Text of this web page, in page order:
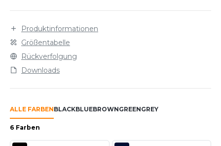
HIVIZ
- BLANKS
Produktinformationen
Größentabelle
Rückverfolgung
Downloads
ALLE FARBENBLACKBLUEBROWNGREENGREY
6 Farben